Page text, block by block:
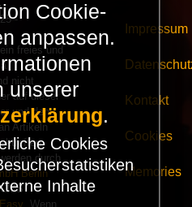
-
freies und
nicht
auf dieser
und den
Artikeln
durch
Berlin
. Wenn
Impressum
Kontakt
Cookies
Memories
Cookie-
anpassen.
unserer
.
Cookies
Inhalte